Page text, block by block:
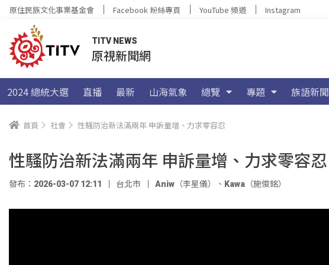
原住民族文化事業基金會 Facebook 粉絲專頁 YouTube 頻道 Instagram
TITV NEWS
原視新聞網
2024 總統大選 直播 最新 山海氣象 總覽 專題 族語新聞
首頁 社會 性騷防治新法滿兩年 申訴量增、力求零容忍
性騷防治新法滿兩年 申訴量增、力求零容忍
發布：2026-03-07 12:11 台北市 Aniw（李星儀） 、 Kawa（施俊銘）